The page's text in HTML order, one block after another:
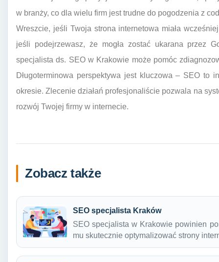
w branży, co dla wielu firm jest trudne do pogodzenia z
Wreszcie, jeśli Twoja strona internetowa miała
jeśli podejrzewasz, że mogła zostać ukarana przez
specjalista ds. SEO w Krakowie może pomóc
Długoterminowa perspektywa jest kluczowa – SEO to
okresie. Zlecenie działań profesjonaliście pozwala na
rozwój Twojej firmy w internecie.
Zobacz także
SEO specjalista Kraków
SEO specjalista w Krakowie powinien
mu skutecznie optymalizować strony